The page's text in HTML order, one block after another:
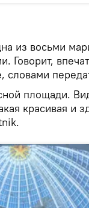
из восьми
Говорит,
словами
площади.
красивая и